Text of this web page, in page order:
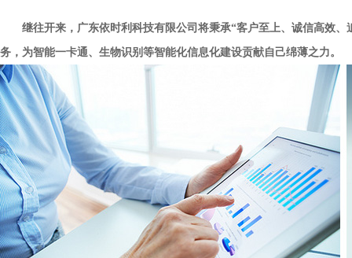
继往开来， 广东依时利科技有限公司 将秉承“客户至上、诚信高效、
务，为智能一卡通、生物识别等智能化信息化建设贡献自己绵薄之力。